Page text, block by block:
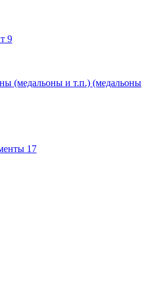
9
(медальоны и т.п.) (медальоны
17